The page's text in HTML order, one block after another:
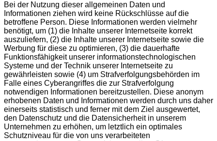
Bei der Nutzung dieser allgemeinen Daten und
Informationen ziehen wird keine Rückschlüsse auf die
betroffene Person. Diese Informationen werden vielmehr
benötigt, um (1) die Inhalte unserer Internetseite korrekt
auszuliefern, (2) die Inhalte unserer Internetseite sowie die
Werbung für diese zu optimieren, (3) die dauerhafte
Funktionsfähigkeit unserer informationstechnologischen
Systeme und der Technik unserer Internetseite zu
gewährleisten sowie (4) um Strafverfolgungsbehörden im
Falle eines Cyberangriffes die zur Strafverfolgung
notwendigen Informationen bereitzustellen. Diese anonym
erhobenen Daten und Informationen werden durch uns daher
einerseits statistisch und ferner mit dem Ziel ausgewertet,
den Datenschutz und die Datensicherheit in unserem
Unternehmen zu erhöhen, um letztlich ein optimales
Schutzniveau für die von uns verarbeiteten